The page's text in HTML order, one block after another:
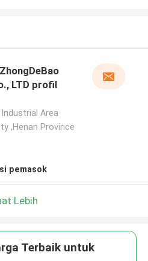
LTD profil
Area
,Henan Province
pemasok
Lebih
Terbaik untuk